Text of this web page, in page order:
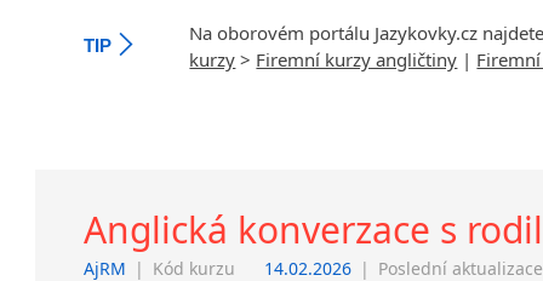
TIP
Na oborovém portálu Jazykovky.cz
kurzy > Firemní kurzy angličtiny |
Anglická konverzace s
AjRM | Kód kurzu 14.02.2026 | Poslední aktualizace